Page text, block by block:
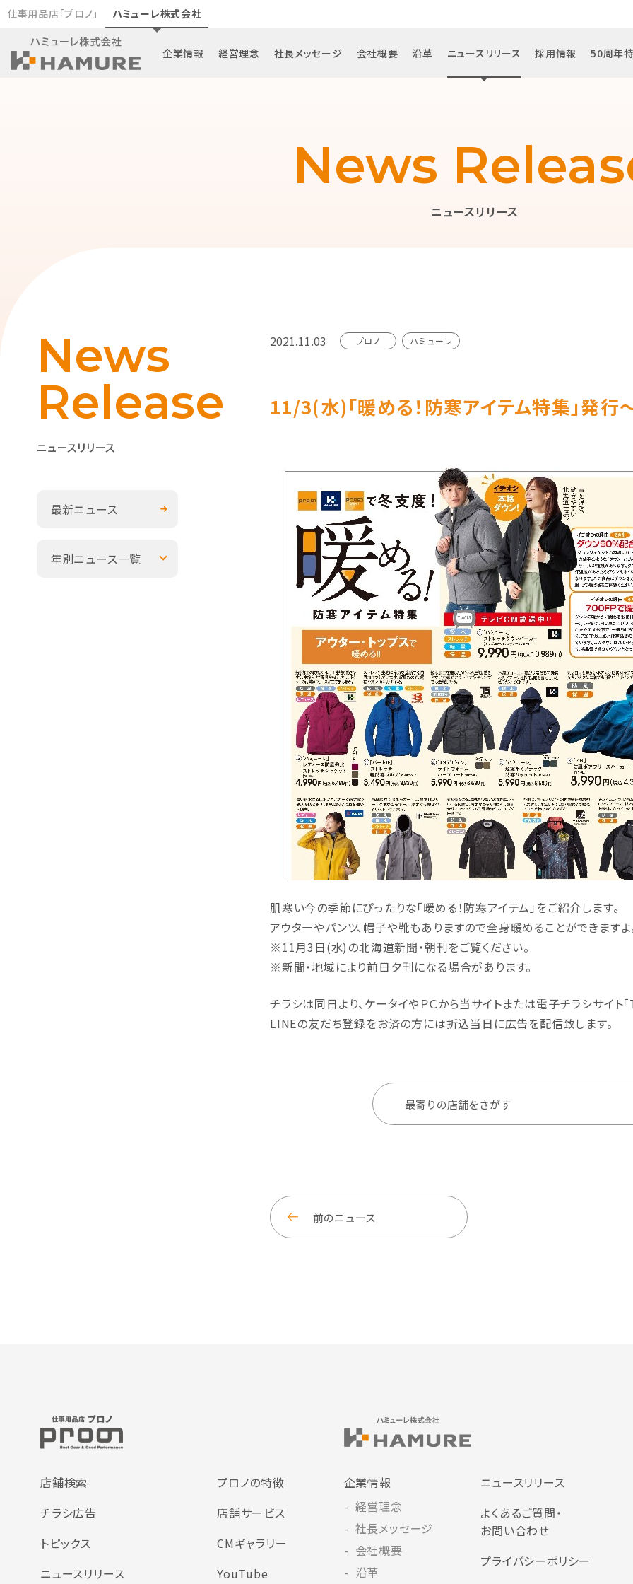
仕事用品店「プロノ」 ハミューレ株式会社
企業情報 経営理念 社長メッセージ 会社概要 沿革 ニュースリリース 採用情報 50周年
ニュースリリース
News
ニュースリリース
News
Release
最新ニュース
年別ニュース一覧
2021.11.03 プロノ ハミューレ
11/3(水)｢暖める！防寒アイテム特集｣発行
肌寒い今の季節にぴったりな「暖める！防寒アイテム」をご紹介します。
アウターやパンツ、帽子や靴もありますので全身暖めることができますよ
※11月3日(水)の北海道新聞・朝刊をご覧ください。
※新聞・地域により前日夕刊になる場合があります。
チラシは同日より、ケータイやＰＣから当サイトまたは電子チラシサイ
LINEの友だち登録をお済の方には折込当日に広告を配信致します。
最寄りの店舗をさがす
前のニュース
店舗検索
チラシ広告
トピックス
ニュースリリース
プロノの特徴
店舗サービス
CMギャラリー
YouTube
企業情報
経営理念
社長メッセージ
会社概要
沿革
ニュースリリース
よくあるご質問・
お問い合わせ
プライバシーポリシー